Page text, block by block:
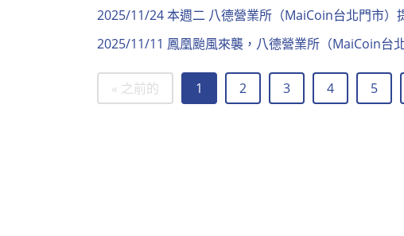
2025/11/24 本週二 八德營業所（MaiCoin台北門市）
2025/11/11 鳳凰颱風來襲，八德營業所（MaiCoin台
« 之前的 1 2 3 4 5